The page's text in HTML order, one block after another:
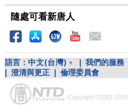
隨處可看新唐人
語言： 中文(台灣) 我們的服務
澄清與更正 倫理委員會
Copyright ©2002-2026